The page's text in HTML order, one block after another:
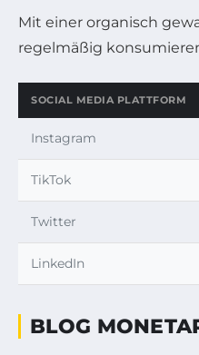
Mit einer organisch
regelmäßig
SOCIAL MEDIA PLATTFORM
Instagram
TikTok
Twitter
LinkedIn
BLOG